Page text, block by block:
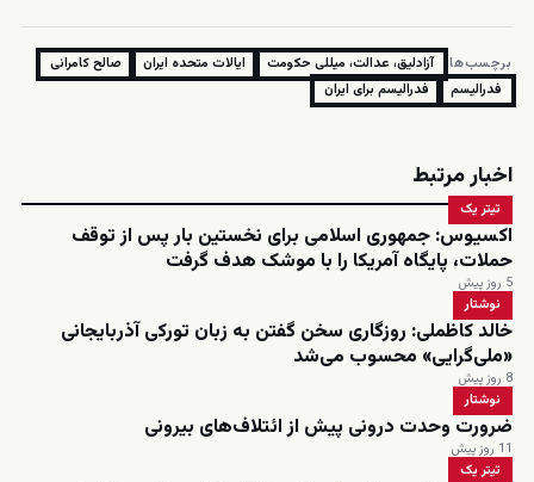
برچسب‌ها: آزادلیق، عدالت، میللی حکومت ایالات متحده ایران
صالح کامرانی
فدرالیسم
فدرالیسم برای ایران
اخبار مرتبط
تیتر یک
اکسیوس: جمهوری اسلامی برای نخستین بار پس از توقف
حملات، پایگاه آمریکا را با موشک هدف گرفت
5 روز پیش
نوشتار
خالد کاظملی: روزگاری سخن گفتن به زبان تورکی آذربایجانی
«ملی‌گرایی» محسوب می‌شد
8 روز پیش
نوشتار
ضرورت وحدت درونی پیش از ائتلاف‌های بیرونی
11 روز پیش
تیتر یک